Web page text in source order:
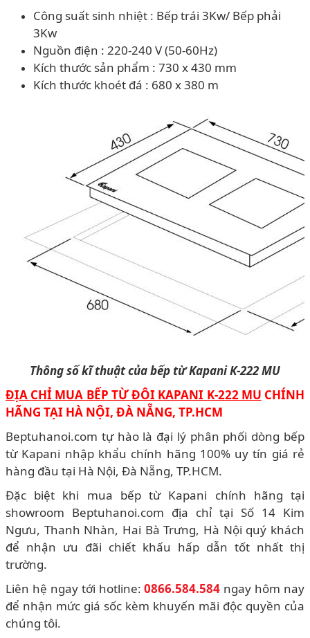
Công suất sinh nhiệt : Bếp trái 3Kw/ Bếp phải
3Kw
Nguồn điện : 220-240 V (50-60Hz)
Kích thước sản phẩm : 730 x 430 mm
Kích thước khoét đá : 680 x 380 m
Thông số kĩ thuật của bếp từ Kapani K-222 MU
ĐỊA CHỈ MUA BẾP TỪ ĐÔI KAPANI K-222 MU CHÍNH
HÃNG TẠI HÀ NỘI, ĐÀ NẴNG, TP.HCM
Beptuhanoi.com tự hào là đại lý phân phối dòng bếp
từ Kapani nhập khẩu chính hãng 100% uy tín giá rẻ
hàng đầu tại Hà Nội, Đà Nẵng, TP.HCM.
Đặc biệt khi mua bếp từ Kapani chính hãng tại
showroom Beptuhanoi.com địa chỉ tại Số 14 Kim
Ngưu, Thanh Nhàn, Hai Bà Trưng, Hà Nội quý khách
để nhận ưu đãi chiết khấu hấp dẫn tốt nhất thị
trường.
Liên hệ ngay tới hotline:0866.584.584 ngay hôm nay
để nhận mức giá sốc kèm khuyến mãi độc quyền của
chúng tôi.